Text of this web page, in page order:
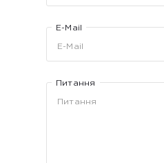
E-Mail
Питання